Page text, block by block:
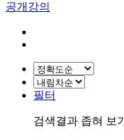
공개강의
필터
검색결과 좁혀 보기